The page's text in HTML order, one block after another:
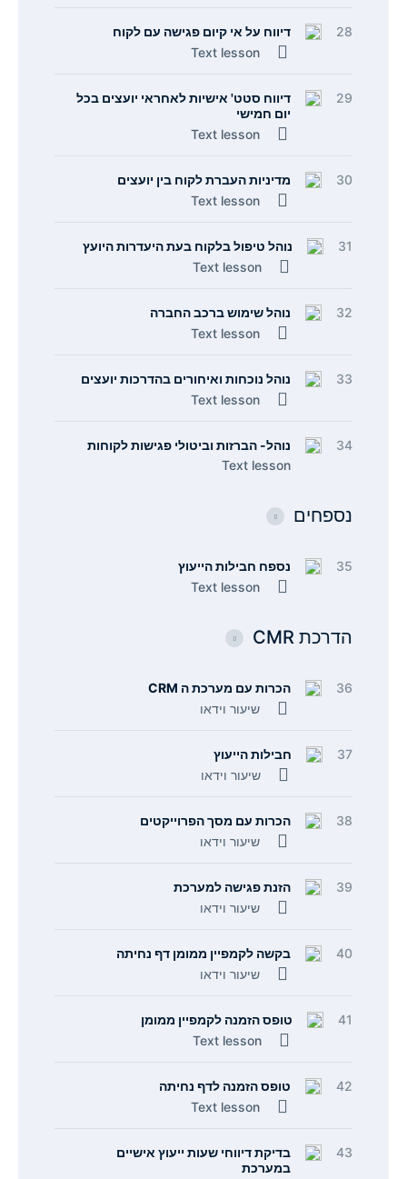
28
דיווח על אי קיום פגישה עם לקוח
Text lesson
29
דיווח סטט' אישיות לאחראי יועצים בכל
יום חמישי
Text lesson
30
מדיניות העברת לקוח בין יועצים
Text lesson
31
נוהל טיפול בלקוח בעת היעדרות היועץ
Text lesson
32
נוהל שימוש ברכב החברה
Text lesson
33
נוהל נוכחות ואיחורים בהדרכות יועצים
Text lesson
34
נוהל- הברזות וביטולי פגישות לקוחות
Text lesson
נספחים
35
נספח חבילות הייעוץ
Text lesson
הדרכת CMR
36
הכרות עם מערכת ה CRM
שיעור וידאו
37
חבילות הייעוץ
שיעור וידאו
38
הכרות עם מסך הפרוייקטים
שיעור וידאו
39
הזנת פגישה למערכת
שיעור וידאו
40
בקשה לקמפיין ממומן דף נחיתה
שיעור וידאו
41
טופס הזמנה לקמפיין ממומן
Text lesson
42
טופס הזמנה לדף נחיתה
Text lesson
43
בדיקת דיווחי שעות ייעוץ אישיים
במערכת